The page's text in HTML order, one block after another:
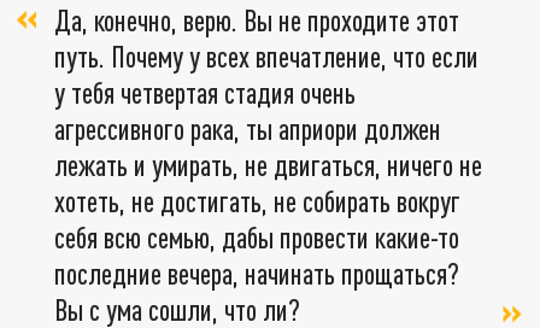
Да, конечно, верю. Вы не проходите этот
путь. Почему у всех впечатление, что если
у тебя четвертая стадия очень
агрессивного рака, ты априори должен
лежать и умирать, не двигаться, ничего не
хотеть, не достигать, не собирать вокруг
себя всю семью, дабы провести какие-то
последние вечера, начинать прощаться?
Вы с ума сошли, что ли?